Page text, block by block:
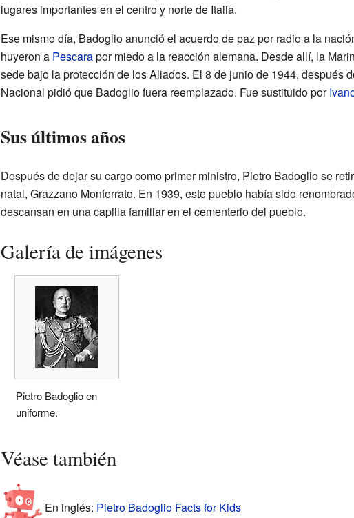
lugares importantes en el centro y norte de Italia.
Ese mismo día, Badoglio anunció el acuerdo de paz por radio a la
huyeron a Pescarapor miedo a la reacción alemana. Desde allí, la
sede bajo la protección de los Aliados. El 8 de junio de 1944, después
Nacional pidió que Badoglio fuera reemplazado. Fue sustituido por
Sus últimos años
Después de dejar su cargo como primer ministro, Pietro Badoglio se
natal, Grazzano Monferrato. En 1939, este pueblo había sido
descansan en una capilla familiar en el cementerio del pueblo.
Galería de imágenes
Pietro Badoglio en
uniforme.
Véase también
En inglés: Pietro Badoglio Facts for Kids